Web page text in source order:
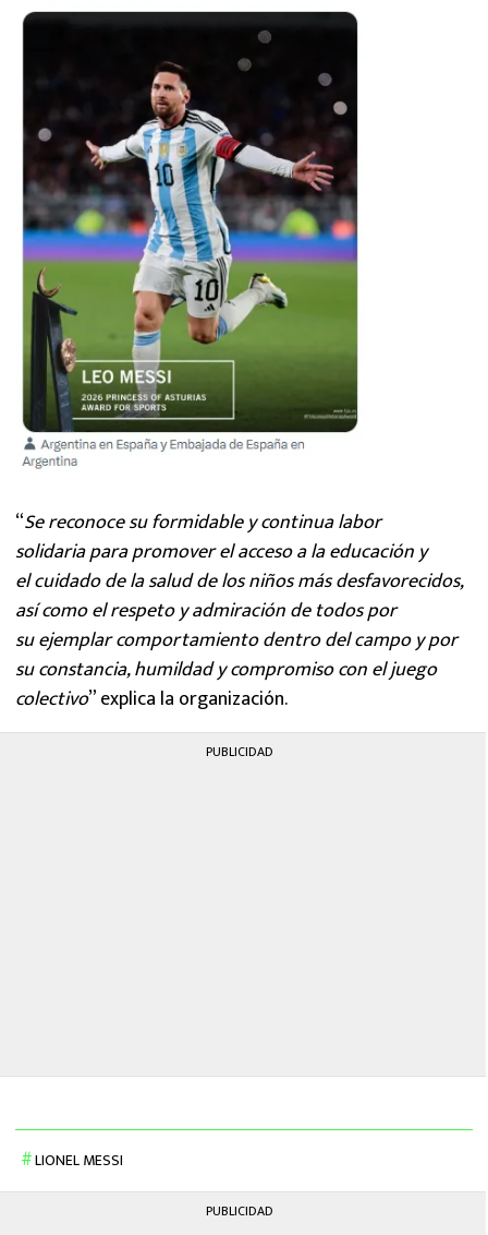
“Se reconoce su formidable y continua labor
solidaria para promover el acceso a la educación y
el cuidado de la salud de los niños más desfavorecidos,
así como el respeto y admiración de todos por
su ejemplar comportamiento dentro del campo y por
su constancia, humildad y compromiso con el juego
colectivo” explica la organización.
PUBLICIDAD
LIONEL MESSI
PUBLICIDAD